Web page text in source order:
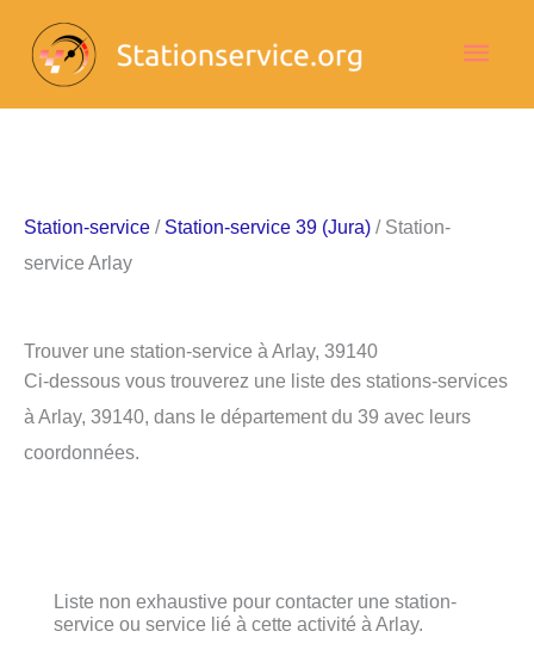
contenu
Station-service / Station-service 39 (Jura) / Station-
service Arlay
Trouver une station-service à Arlay, 39140
Ci-dessous vous trouverez une liste des stations-services
à Arlay, 39140, dans le département du 39 avec leurs
coordonnées.
Liste non exhaustive pour contacter une station-
service ou service lié à cette activité à Arlay.